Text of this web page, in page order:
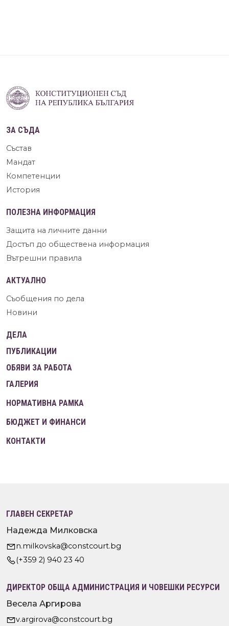
ЗА СЪДА
Състав
Мандат
Компетенции
История
ПОЛЕЗНА ИНФОРМАЦИЯ
Защита на личните данни
Достъп до обществена информация
Вътрешни правила
АКТУАЛНО
Съобщения по дела
Новини
ДЕЛА
ПУБЛИКАЦИИ
ОБЯВИ ЗА РАБОТА
ГАЛЕРИЯ
НОРМАТИВНА РАМКА
БЮДЖЕТ И ФИНАНСИ
КОНТАКТИ
ГЛАВЕН СЕКРЕТАР
Надежда Милковска
n.milkovska@constcourt.bg
(+359 2) 940 23 40
ДИРЕКТОР ОБЩА АДМИНИСТРАЦИЯ И ЧОВЕШКИ РЕСУРСИ
Весела Аргирова
v.argirova@constcourt.bg